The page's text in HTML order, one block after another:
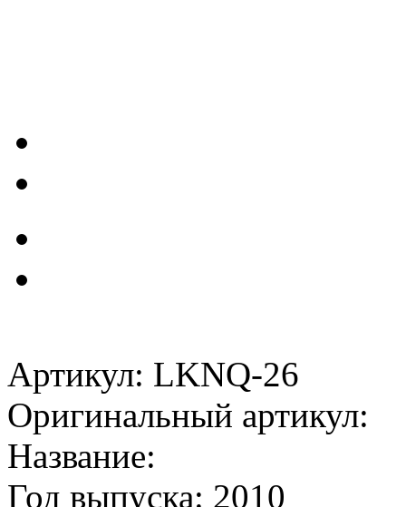
Артикул: LKNQ-26
Оригинальный артикул:
Название:
Год выпуска: 2010